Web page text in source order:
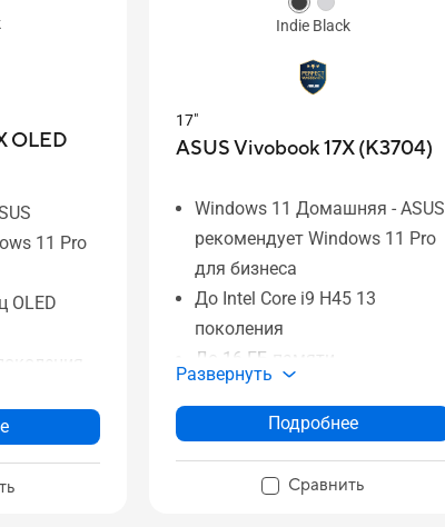
OLED
11 Pro
OLED
Indie Black
17"
ASUS Vivobook 17X (K3704)
Windows 11 Домашняя - ASUS
рекомендует Windows 11 Pro
для бизнеса
До Intel Core i9 H45 13
поколения
До 16 ГБ памяти
До 1 ТБ SSD-накопитель
180-градусный шарнир
Сканер отпечатков пальцев
Развернуть
Подробнее
Сравнить